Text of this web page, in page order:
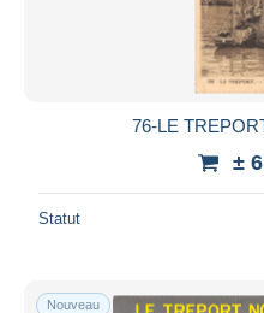
76-LE
±
Statut
Nouveau